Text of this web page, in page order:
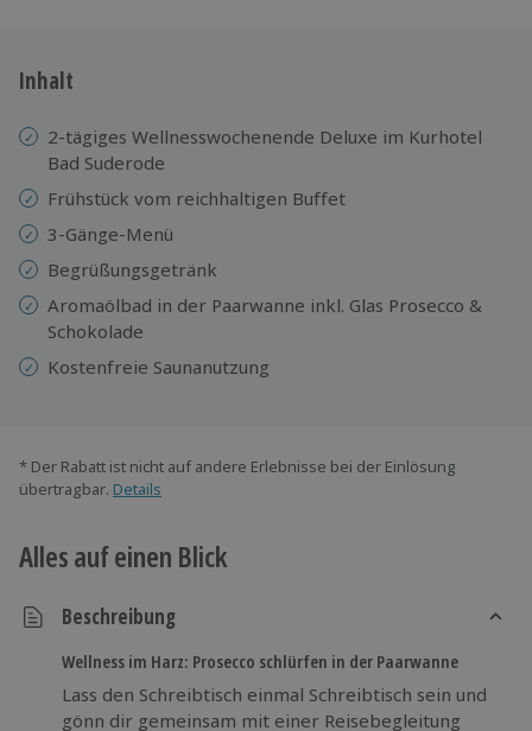
Inhalt
2-tägiges Wellnesswochenende Deluxe im Kurhotel
Bad Suderode
Frühstück vom reichhaltigen Buffet
3-Gänge-Menü
Begrüßungsgetränk
Aromaölbad in der Paarwanne inkl. Glas Prosecco &
Schokolade
Kostenfreie Saunanutzung
* Der Rabatt ist nicht auf andere Erlebnisse bei der Einlösung
übertragbar. Details
Alles auf einen Blick
Beschreibung
Wellness im Harz: Prosecco schlürfen in der Paarwanne
Lass den Schreibtisch einmal Schreibtisch sein und
gönn dir gemeinsam mit einer Reisebegleitung